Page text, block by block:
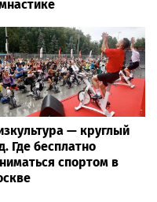
— круглый
Где бесплатно
спортом в